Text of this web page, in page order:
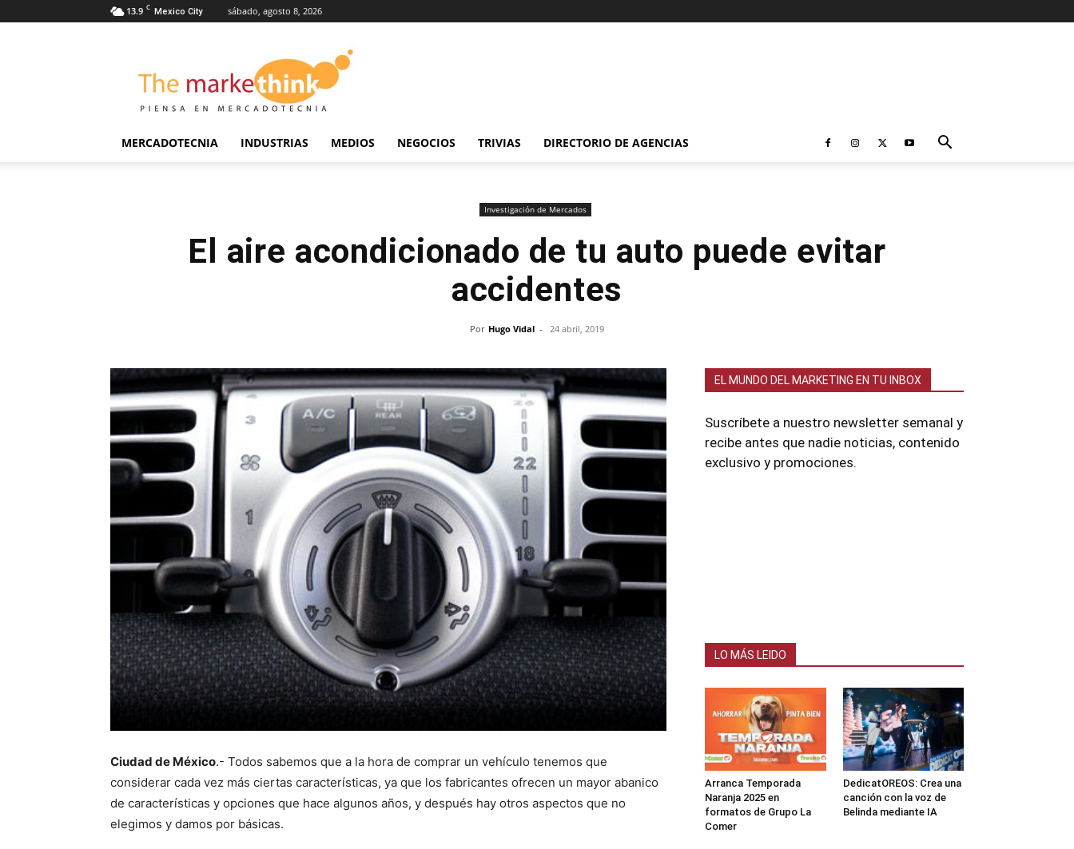
13.9 C Mexico City sábado, agosto 8, 2026
Markethink
MERCADOTECNIA INDUSTRIAS MEDIOS NEGOCIOS TRIVIAS DIRECTORIO DE AGENCIAS
Investigación de Mercados
El aire acondicionado de tu auto puede evitar
accidentes
Por Hugo Vidal - 24 abril, 2019
Ciudad de México.- Todos sabemos que a la hora de comprar un vehículo tenemos que
considerar cada vez más ciertas características, ya que los fabricantes ofrecen un mayor abanico
de características y opciones que hace algunos años, y después hay otros aspectos que no
elegimos y damos por básicas.
EL MUNDO DEL MARKETING EN TU INBOX
Suscríbete a nuestro newsletter semanal y
recibe antes que nadie noticias, contenido
exclusivo y promociones.
LO MÁS LEIDO
Arranca Temporada
Naranja 2025 en
formatos de Grupo La
Comer
DedicatOREOS: Crea una
canción con la voz de
Belinda mediante IA